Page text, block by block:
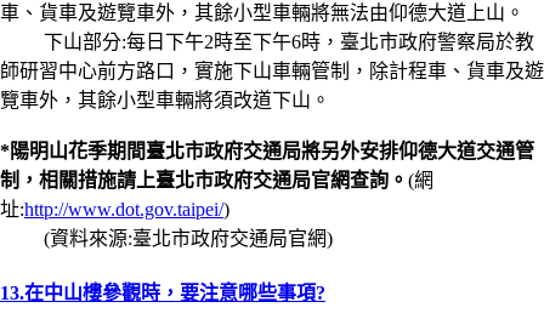
車、貨車及遊覽車外，其餘小型車輛將無法由仰德大道上山。
下山部分:每日下午2時至下午6時，臺北市政府警察局於教
師研習中心前方路口，實施下山車輛管制，除計程車、貨車及遊
覽車外，其餘小型車輛將須改道下山。
*陽明山花季期間臺北市政府交通局將另外安排仰德大道交通管
制，相關措施請上臺北市政府交通局官網查詢。 (網
址:http://www.dot.gov.taipei/)
(資料來源:臺北市政府交通局官網)
13.在中山樓參觀時，要注意哪些事項?